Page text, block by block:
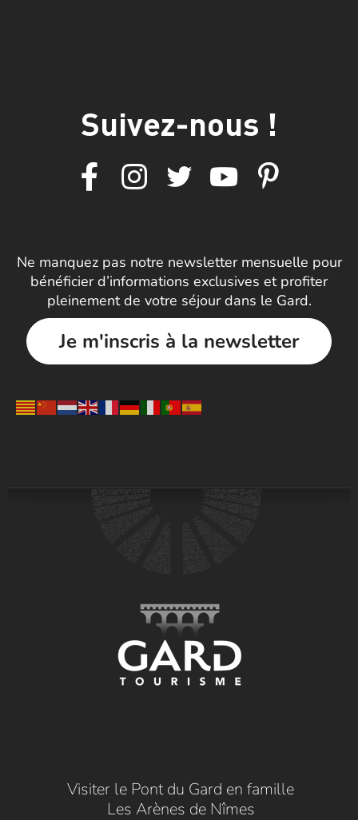
Suivez-nous !
Ne manquez pas notre newsletter mensuelle pour
bénéficier d’informations exclusives et profiter
pleinement de votre séjour dans le Gard.
Je m'inscris à la newsletter
Visiter le Pont du Gard en famille
Les Arènes de Nîmes